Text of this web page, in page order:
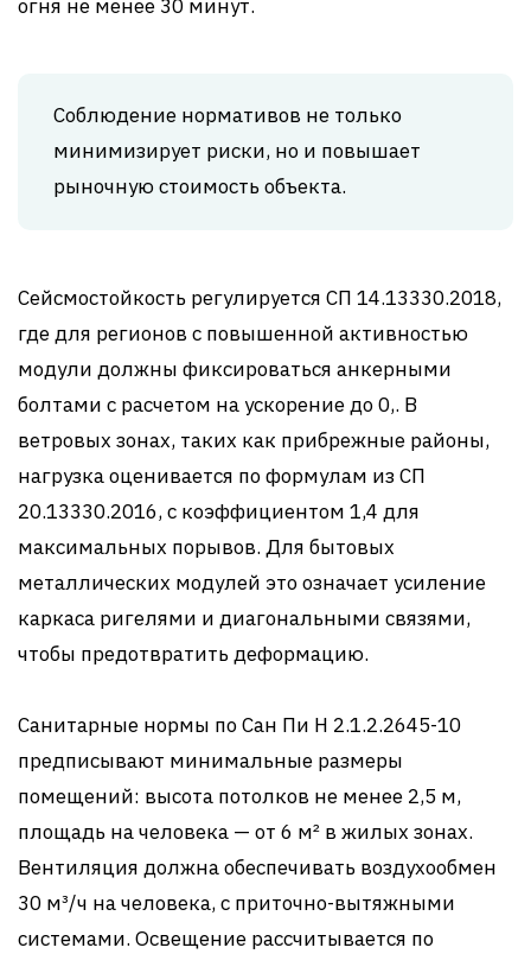
огня не менее 30 минут.
Соблюдение нормативов не только
минимизирует риски, но и повышает
рыночную стоимость объекта.
Сейсмостойкость регулируется СП 14.13330.2018,
где для регионов с повышенной активностью
модули должны фиксироваться анкерными
болтами с расчетом на ускорение до 0,. В
ветровых зонах, таких как прибрежные районы,
нагрузка оценивается по формулам из СП
20.13330.2016, с коэффициентом 1,4 для
максимальных порывов. Для бытовых
металлических модулей это означает усиление
каркаса ригелями и диагональными связями,
чтобы предотвратить деформацию.
Санитарные нормы по Сан Пи Н 2.1.2.2645-10
предписывают минимальные размеры
помещений: высота потолков не менее 2,5 м,
площадь на человека — от 6 м² в жилых зонах.
Вентиляция должна обеспечивать воздухообмен
30 м³/ч на человека, с приточно-вытяжными
системами. Освещение рассчитывается по